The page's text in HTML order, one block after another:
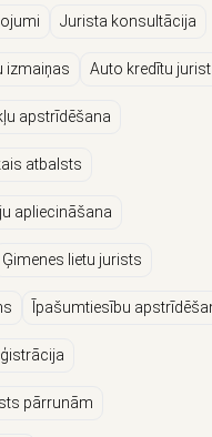
Jurista konsultācija
izmaiņas Auto kredītu
apstrīdēšana
atbalsts
apliecināšana
Ģimenes lietu jurists
Īpašumtiesību
pārrunām